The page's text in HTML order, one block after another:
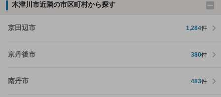
木津川市近隣の市区町村から探す
京田辺市 1,284件
京丹後市 380件
南丹市 483件